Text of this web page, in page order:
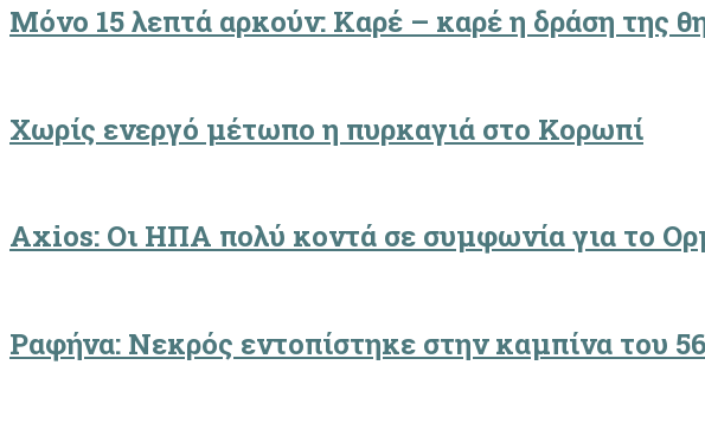
Μόνο 15 λεπτά αρκούν: Καρέ – καρέ η δράση της
Χωρίς ενεργό μέτωπο η πυρκαγιά στο Κορωπί
Axios: Οι ΗΠΑ πολύ κοντά σε συμφωνία για το
Ραφήνα: Νεκρός εντοπίστηκε στην καμπίνα του